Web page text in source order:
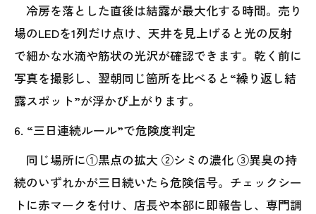
冷房を落とした直後は結露が最大化する時間。売り
場のLEDを1列だけ点け、天井を見上げると光の反射
で細かな水滴や筋状の光沢が確認できます。乾く前に
写真を撮影し、翌朝同じ箇所を比べると“繰り返し結
露スポット”が浮かび上がります。
6. “三日連続ルール”で危険度判定
同じ場所に①黒点の拡大 ②シミの濃化 ③異臭の持
続のいずれかが三日続いたら危険信号。チェックシー
トに赤マークを付け、店長や本部に即報告し、専門調